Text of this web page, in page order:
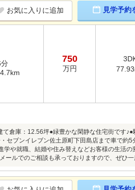
お気に入りに追加 見学予約
750
万円
倉庫：12.56坪●緑豊かな閑静な住宅街です
セブンイレブン佐土原町下田島店まで車で約
や就職、結婚や住み替えなどお客様の生活
ールでのご相談も承っておりますので、ぜひ